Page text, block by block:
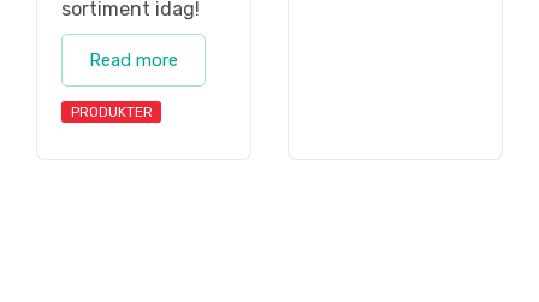
sortiment idag!
Read more
PRODUKTER